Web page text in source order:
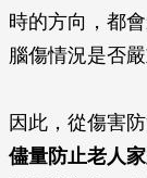
時的方向，都
腦傷情況是否嚴
因此，從傷害
儘量防止老人